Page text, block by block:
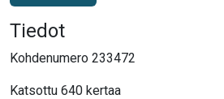
Tiedot
Kohdenumero 233472
Katsottu 640 kertaa